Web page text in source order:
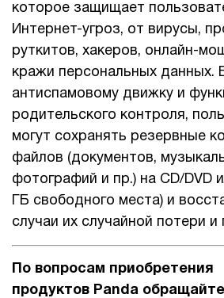
которое защищает
Интернет-угроз, от вирусы,
руткитов, хакеров, онлайн-
кражи персональных данных.
антиспамовому движку и
родительского контроля,
могут сохранять резервные
файлов (документов,
фотографий и пр.) на CD/DVD
ГБ свободного места) и
случаи их случайной потери
По вопросам приобретения
продуктов Panda